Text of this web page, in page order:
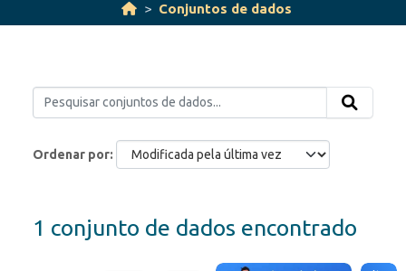
Conjuntos de dados
Ordenar por
1 conjunto de dados encontrado